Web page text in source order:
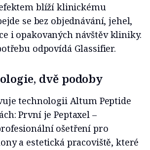
blíží klinickému
se bez objednávání, jehel,
i opakovaných návštěv kliniky.
odpovídá Glassifier.
dvě podoby
technologii Altum Peptide
První je Peptaxel –
ošetření pro
a estetická pracoviště, které